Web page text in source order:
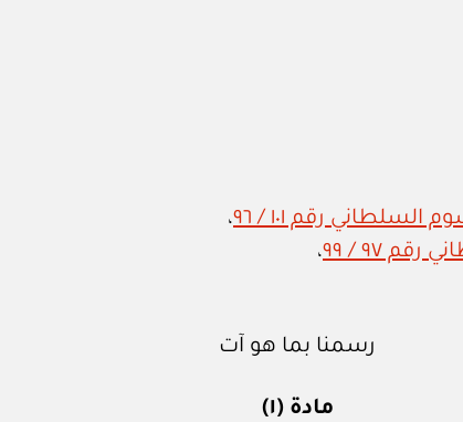
رقم ١٠١ / ٩٦
،
٩٧ / ٩٩
،
رسمنا بما هو آت
مادة (١)